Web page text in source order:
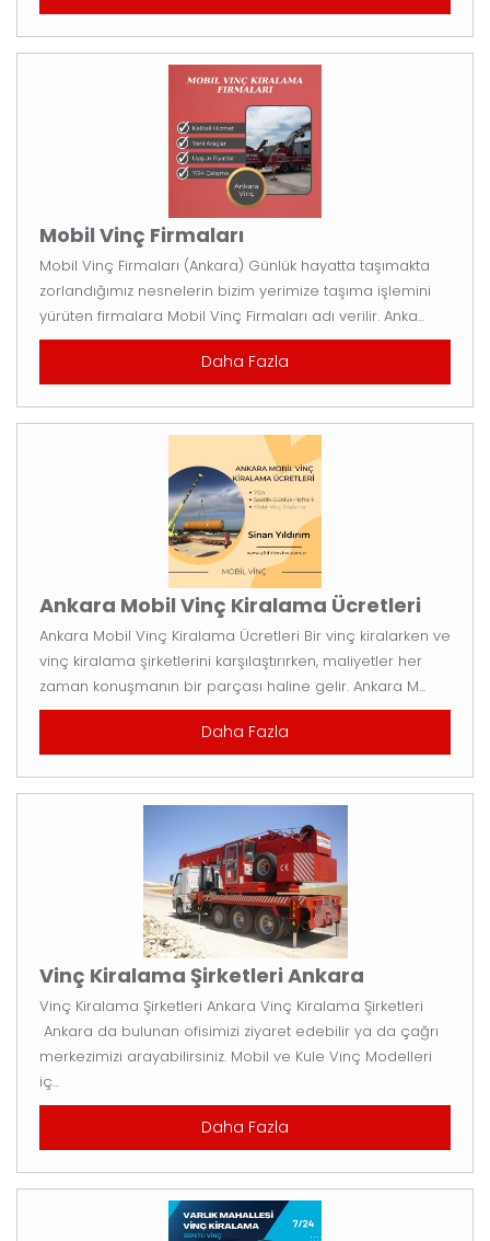
Mobil Vinç Firmaları
Mobil Vinç Firmaları (Ankara) Günlük hayatta taşımakta
zorlandığımız nesnelerin bizim yerimize taşıma işlemini
yürüten firmalara Mobil Vinç Firmaları adı verilir. Anka...
Daha Fazla
Ankara Mobil Vinç Kiralama Ücretleri
Ankara Mobil Vinç Kiralama Ücretleri Bir vinç kiralarken ve
vinç kiralama şirketlerini karşılaştırırken, maliyetler her
zaman konuşmanın bir parçası haline gelir. Ankara M...
Daha Fazla
Vinç Kiralama Şirketleri Ankara
Vinç Kiralama Şirketleri Ankara Vinç Kiralama Şirketleri
Ankara da bulunan ofisimizi ziyaret edebilir ya da çağrı
merkezimizi arayabilirsiniz. Mobil ve Kule Vinç Modelleri
iç...
Daha Fazla